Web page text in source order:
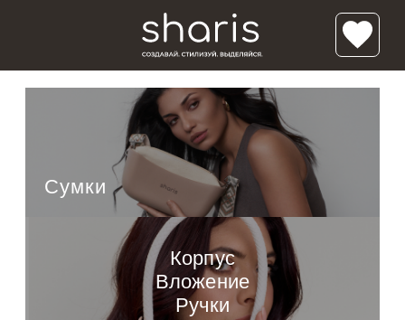
Сумки
Классик Мини
Луна
Полумесяц
Солнце
Корпус
Вложение
Ручки